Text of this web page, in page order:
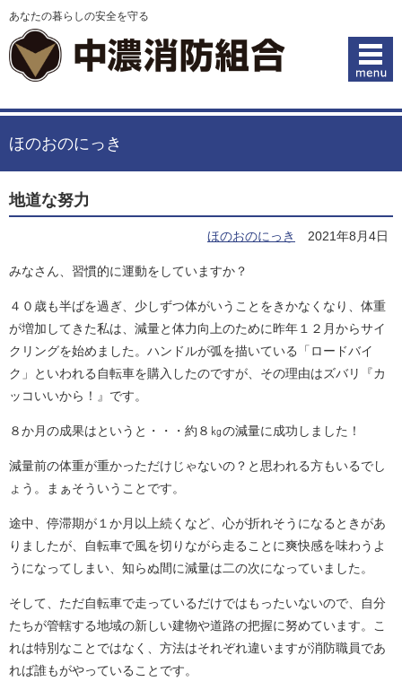
あなたの暮らしの安全を守る
ほのおのにっき
地道な努力
ほのおのにっき 2021年8月4日
みなさん、習慣的に運動をしていますか？
４０歳も半ばを過ぎ、少しずつ体がいうことをきかなくなり、体重
が増加してきた私は、減量と体力向上のために昨年１２月からサイ
クリングを始めました。ハンドルが弧を描いている「ロードバイ
ク」といわれる自転車を購入したのですが、その理由はズバリ『カ
ッコいいから！』です。
８か月の成果はというと・・・約８㎏の減量に成功しました！
減量前の体重が重かっただけじゃないの？と思われる方もいるでし
ょう。まぁそういうことです。
途中、停滞期が１か月以上続くなど、心が折れそうになるときがあ
りましたが、自転車で風を切りながら走ることに爽快感を味わうよ
うになってしまい、知らぬ間に減量は二の次になっていました。
そして、ただ自転車で走っているだけではもったいないので、自分
たちが管轄する地域の新しい建物や道路の把握に努めています。こ
れは特別なことではなく、方法はそれぞれ違いますが消防職員であ
れば誰もがやっていることです。